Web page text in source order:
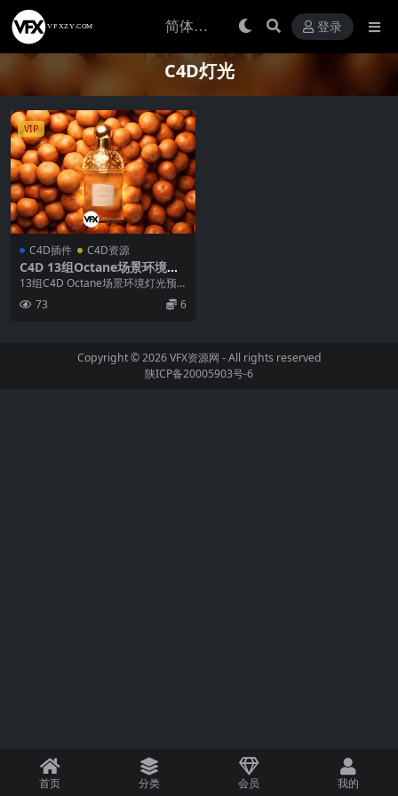
登录
C4D灯光
VIP
C4D插件 C4D资源
C4D 13组Octane场景环境灯
光预设工程文件
13组C4D Octane场景环境灯光预
73 6
Copyright © 2026VFX资源网 - All rights reserved
陕ICP备20005903号-6
首页 分类 会员 我的